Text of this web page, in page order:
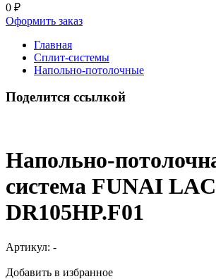
0 ₽
Оформить заказ
Главная
Сплит-системы
Напольно-потолочные
Поделится ссылкой
Напольно-
система FUNAI
DR105HP.F01
Артикул: -
Добавить в избранное